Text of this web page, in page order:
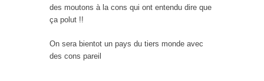
des moutons à la cons qui ont entendu dire que
ça polut !!
On sera bientot un pays du tiers monde avec
des cons pareil